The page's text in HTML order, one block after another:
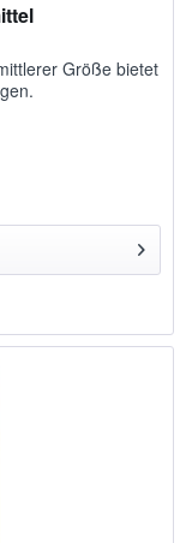
Größe bietet